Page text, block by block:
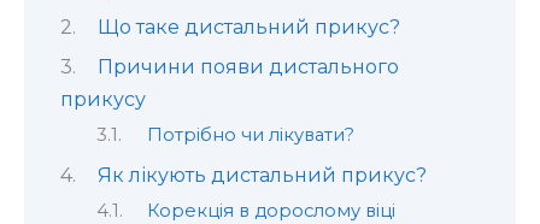
Що таке дистальний прикус?
Причини появи дистального
прикусу
Потрібно чи лікувати?
Як лікують дистальний прикус?
Корекція в дорослому віці